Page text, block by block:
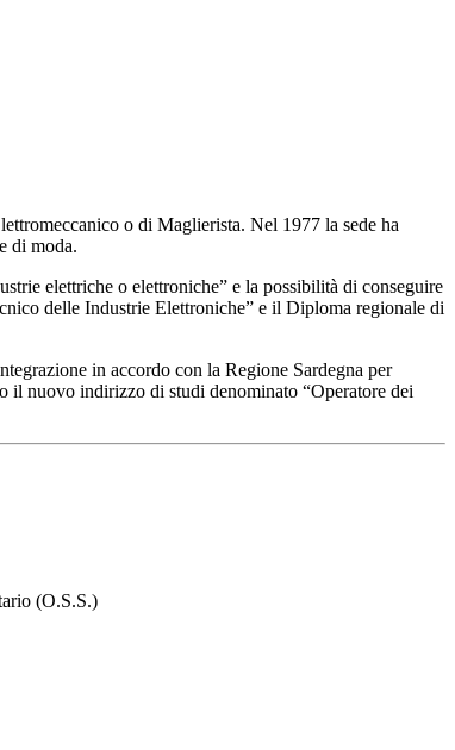
o di Maglierista. Nel 1977 la sede ha
di moda.
elettriche o elettroniche” e la possibilità di conseguire
delle Industrie Elettroniche” e il Diploma regionale di
in accordo con la Regione Sardegna per
il nuovo indirizzo di studi denominato “Operatore dei
(O.S.S.)